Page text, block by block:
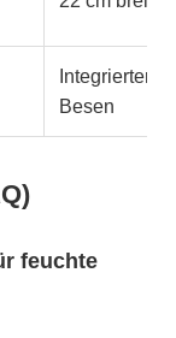
Integrierter
Besen
feuchte